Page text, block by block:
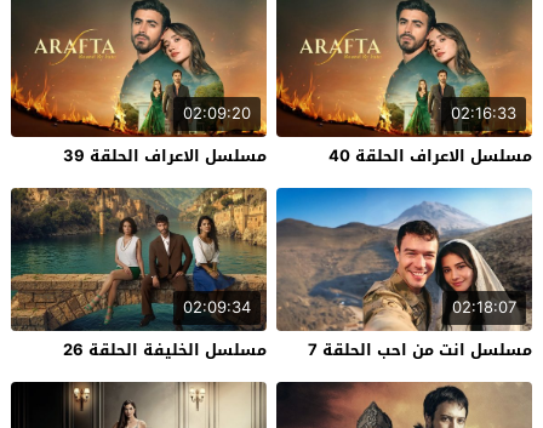
02:16:33
مسلسل الاعراف الحلقة 40
02:09:20
مسلسل الاعراف الحلقة 39
02:18:07
مسلسل انت من احب الحلقة 7
02:09:34
مسلسل الخليفة الحلقة 26